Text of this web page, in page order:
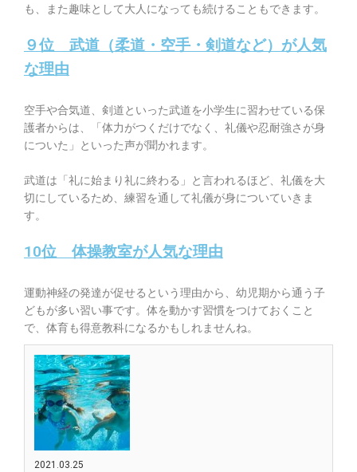
も、また趣味として大人になっても続けることもできます。
９位 武道（柔道・空手・剣道など）が人気
な理由
空手や合気道、剣道といった武道を小学生に習わせている保
護者からは、
「体力がつくだけでなく、礼儀や忍耐強さが身
についた」といった声が聞かれます。
武道は「礼に始まり礼に終わる」と言われるほど、礼儀を大
切にしているため、練習を通して礼儀が身についていきま
す。
10位 体操教室が人気な理由
運動神経の発達が促せる という理由から、幼児期から通う子
どもが多い習い事です。体を動かす習慣をつけておくこと
で、体育も得意教科になるかもしれませんね。
2021.03.25